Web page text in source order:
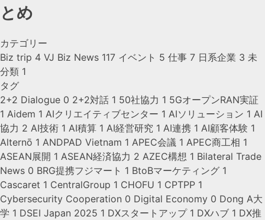
とめ
カテゴリー
Biz trip 4 VJ Biz News 117 イベント 5 仕事 7 日系企業 3 未
分類 1
タグ
2+2 Dialogue 0 2+2対話 1 50社協力 1 5GオープンRAN実証
1 Aidem 1 AIクリエイティブセンター 1 AIソリューション 1 AI
協力 2 AI技術 1 AI積算 1 AI経営研究 1 AI連携 1 AI顧客体験 1
Alternō 1 ANDPAD Vietnam 1 APEC会議 1 APEC商工相 1
ASEAN展開 1 ASEAN経済協力 2 AZEC構想 1 Bilateral Trade
News 0 BRG提携フジマート 1 BtoBマーケティング 1
Cascaret 1 CentralGroup 1 CHOFU 1 CPTPP 1
Cybersecurity Cooperation 0 Digital Economy 0 Dong A大
学 1 DSEI Japan 2025 1 DXスタートアップ 1 DXハブ 1 DX推